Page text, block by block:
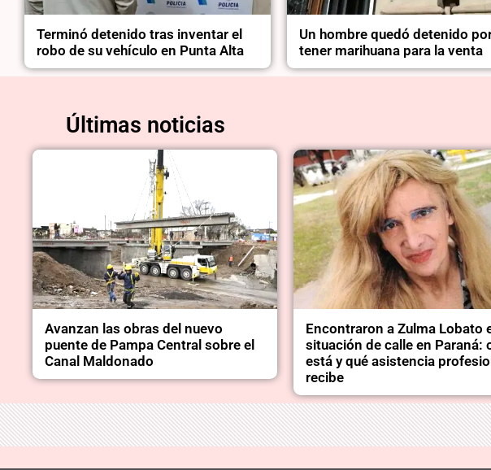
Terminó detenido tras inventar el
robo de su vehículo en Punta Alta
Un hombre quedó detenido
tener marihuana para la venta
Últimas noticias
Avanzan las obras del nuevo
puente de Pampa Central sobre el
Canal Maldonado
Encontraron a Zulma Lobato
situación de calle en Paraná:
está y qué asistencia
recibe